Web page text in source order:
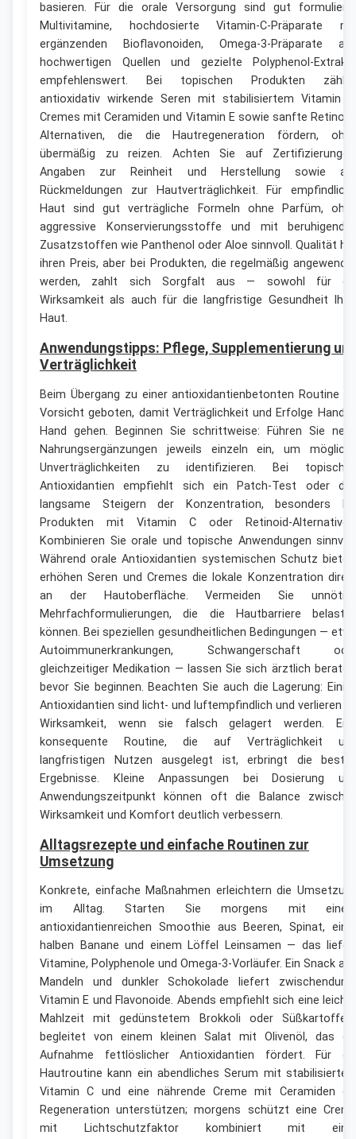
basieren. Für die orale Versorgung sind gut
Multivitamine, hochdosierte Vitamin‑C‑Präparate
ergänzenden Bioflavonoiden, Omega-3‑Präparate
hochwertigen Quellen und gezielte Polyphenol-
empfehlenswert. Bei topischen Produkten
antioxidativ wirkende Seren mit stabilisiertem Vitamin
Cremes mit Ceramiden und Vitamin E sowie sanfte
Alternativen, die die Hautregeneration fördern,
übermäßig zu reizen. Achten Sie auf
Angaben zur Reinheit und Herstellung sowie
Rückmeldungen zur Hautverträglichkeit. Für
Haut sind gut verträgliche Formeln ohne Parfüm,
aggressive Konservierungsstoffe und mit
Zusatzstoffen wie Panthenol oder Aloe sinnvoll. Qualität
ihren Preis, aber bei Produkten, die regelmäßig
werden, zahlt sich Sorgfalt aus — sowohl für
Wirksamkeit als auch für die langfristige Gesundheit
Haut.
Anwendungstipps: Pflege, Supplementierung
Verträglichkeit
Beim Übergang zu einer antioxidantienbetonten Routine
Vorsicht geboten, damit Verträglichkeit und Erfolge Hand
Hand gehen. Beginnen Sie schrittweise: Führen Sie
Nahrungsergänzungen jeweils einzeln ein, um
Unverträglichkeiten zu identifizieren. Bei
Antioxidantien empfiehlt sich ein Patch-Test oder
langsame Steigern der Konzentration, besonders
Produkten mit Vitamin C oder
Kombinieren Sie orale und topische Anwendungen
Während orale Antioxidantien systemischen Schutz
erhöhen Seren und Cremes die lokale Konzentration
an der Hautoberfläche. Vermeiden Sie
Mehrfachformulierungen, die die Hautbarriere
können. Bei speziellen gesundheitlichen Bedingungen —
Autoimmunerkrankungen, Schwangerschaft
gleichzeitiger Medikation — lassen Sie sich ärztlich
bevor Sie beginnen. Beachten Sie auch die Lagerung:
Antioxidantien sind licht- und luftempfindlich und verlieren
Wirksamkeit, wenn sie falsch gelagert werden.
konsequente Routine, die auf Verträglichkeit
langfristigen Nutzen ausgelegt ist, erbringt die
Ergebnisse. Kleine Anpassungen bei Dosierung
Anwendungszeitpunkt können oft die Balance
Wirksamkeit und Komfort deutlich verbessern.
Alltagsrezepte und einfache Routinen zur
Umsetzung
Konkrete, einfache Maßnahmen erleichtern die
im Alltag. Starten Sie morgens mit
antioxidantienreichen Smoothie aus Beeren, Spinat,
halben Banane und einem Löffel Leinsamen — das
Vitamine, Polyphenole und Omega‑3‑Vorläufer. Ein Snack
Mandeln und dunkler Schokolade liefert
Vitamin E und Flavonoide. Abends empfiehlt sich eine
Mahlzeit mit gedünstetem Brokkoli oder
begleitet von einem kleinen Salat mit Olivenöl, das
Aufnahme fettlöslicher Antioxidantien fördert. Für
Hautroutine kann ein abendliches Serum mit
Vitamin C und eine nährende Creme mit Ceramiden
Regeneration unterstützen; morgens schützt eine
mit Lichtschutzfaktor kombiniert mit